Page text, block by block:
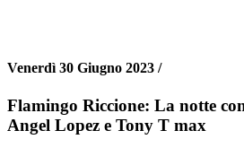
Venerdì 30 Giugno 2023 /
Flamingo Riccione: La notte
Angel Lopez e Tony T max